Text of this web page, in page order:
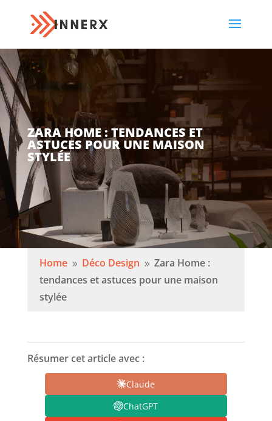
ZARA HOME : TENDANCES ET
ASTUCES POUR UNE MAISON
STYLÉE
Home 9 Déco Design 9 Zara Home :
tendances et astuces pour une maison
stylée
Résumer cet article avec :
Claude
ChatGPT